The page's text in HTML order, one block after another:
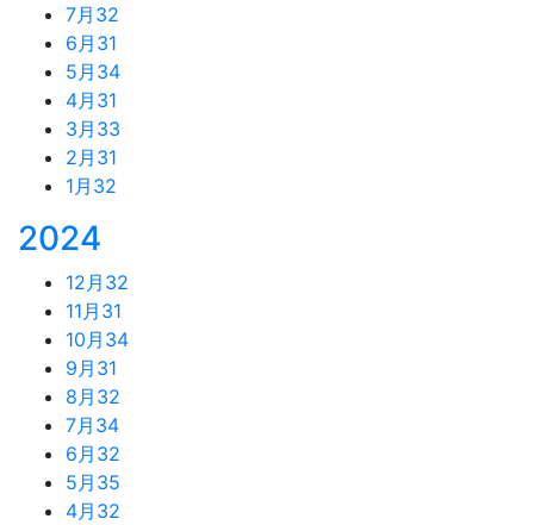
7月 32
6月 31
5月 34
4月 31
3月 33
2月 31
1月 32
2024
12月 32
11月 31
10月 34
9月 31
8月 32
7月 34
6月 32
5月 35
4月 32